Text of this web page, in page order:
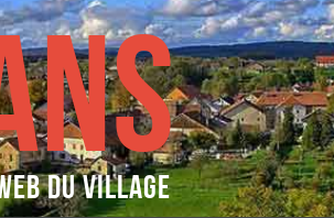
du village